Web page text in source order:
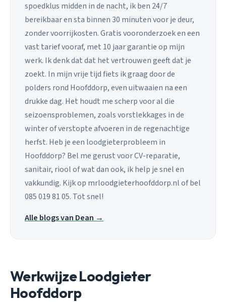
spoedklus midden in de nacht, ik ben 24/7
bereikbaar en sta binnen 30 minuten voor je deur,
zonder voorrijkosten. Gratis vooronderzoek en een
vast tarief vooraf, met 10 jaar garantie op mijn
werk. Ik denk dat dat het vertrouwen geeft dat je
zoekt. In mijn vrije tijd fiets ik graag door de
polders rond Hoofddorp, even uitwaaien na een
drukke dag. Het houdt me scherp voor al die
seizoensproblemen, zoals vorstlekkages in de
winter of verstopte afvoeren in de regenachtige
herfst. Heb je een loodgieterprobleem in
Hoofddorp? Bel me gerust voor CV-reparatie,
sanitair, riool of wat dan ook, ik help je snel en
vakkundig. Kijk op mrloodgieterhoofddorp.nl of bel
085 019 81 05. Tot snel!
Alle blogs van Dean →
Werkwijze Loodgieter
Hoofddorp